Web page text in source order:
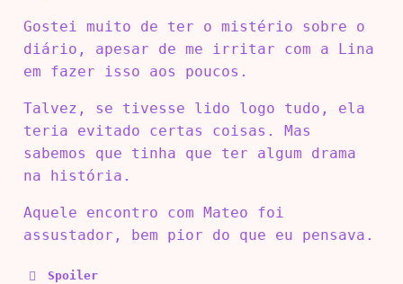
Gostei muito de ter o mistério sobre o
diário, apesar de me irritar com a Lina
em fazer isso aos poucos.
Talvez, se tivesse lido logo tudo, ela
teria evitado certas coisas. Mas
sabemos que tinha que ter algum drama
na história.
Aquele encontro com Mateo foi
assustador, bem pior do que eu pensava.
Spoiler